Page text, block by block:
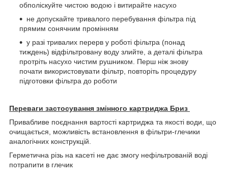
обполіскуйте чистою водою і витирайте насухо
не допускайте тривалого перебування фільтра під
прямим сонячним промінням
у разі тривалих перерв у роботі фільтра (понад
тиждень) відфільтровану воду злийте, а деталі фільтра
протріть насухо чистим рушником. Перш ніж знову
почати використовувати фільтр, повторіть процедуру
підготовки фільтра до роботи
Переваги застосування змінного картриджа Бриз
Привабливе поєднання вартості картриджа та якості води, що
очищається, можливість встановлення в фільтри-глечики
аналогічних конструкцій.
Герметична різь на касеті не дає змогу нефільтрованій воді
потрапити в глечик